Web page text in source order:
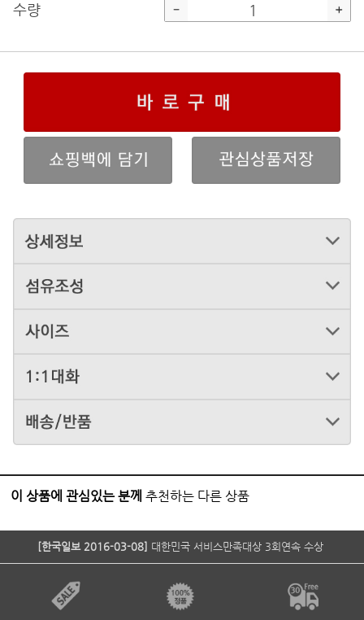
수량
이 상품에 관심있는 분께 추천하는 다른 상품
[한국일보 2016-03-08] 대한민국 서비스만족대상 3회연속 수상